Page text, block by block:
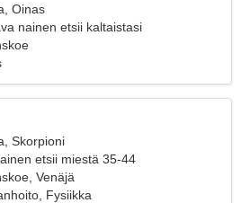
Oinas
nainen etsii kaltaistasi
Skorpioni
etsii miestä 35-44
Venäjä
Fysiikka